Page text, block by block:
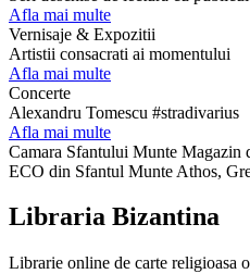
Afla mai multe
Vernisaje & Expozitii
Artistii consacrati ai momentului
Afla mai multe
Concerte
Alexandru Tomescu #stradivarius
Afla mai multe
Camara Sfantului Munte Magazin
ECO din Sfantul Munte Athos,
Libraria Bizantina
Librarie online de carte religioasa